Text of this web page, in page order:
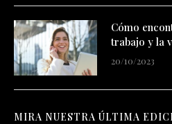
Cómo
trabajo y la
20/10/2023
MIRA NUESTRA ÚLTIMA